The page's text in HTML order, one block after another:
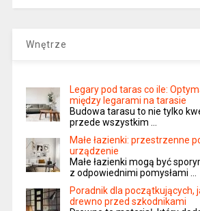
Wnętrze
Legary pod taras co ile:
między legarami na tarasie
Budowa tarasu to nie tylko
przede wszystkim …
Małe łazienki: przestrzenne
urządzenie
Małe łazienki mogą być
z odpowiednimi pomysłami …
Poradnik dla początkujących,
drewno przed szkodnikami